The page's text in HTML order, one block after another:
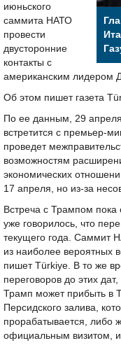
июньского
саммита НАТО
провести
двусторонние
контакты с
американским лидером
Об этом пишет газета
По ее данным, 29
встретится с премьер-
проведет
возможностям
экономических
17 апреля, но из-за
Встреча с Трампом пока
уже говорилось, что
текущего года. Саммит
из наиболее вероятных
пишет Türkiye. В то же
переговоров до этих
Трамп может прибыть в
Персидского залива,
прорабатывается, либо
официальным визитом,